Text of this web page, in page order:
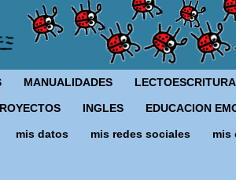
MANUALIDADES LECTOESCRITURA
INGLES EDUCACION
mis datos mis redes sociales mis